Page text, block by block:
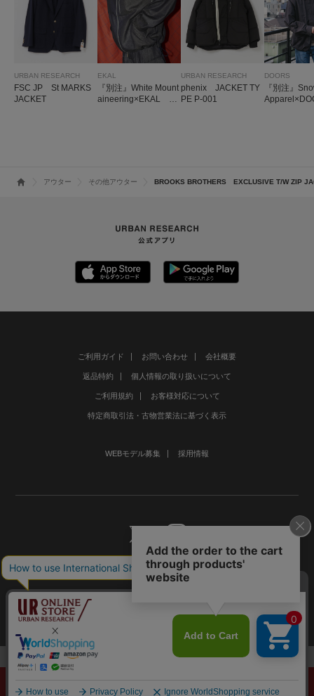
URBAN RESEARCH
FSC JP St MARKS
JACKET
EKAL
『別注』White Mount
aineering×EKAL D
URBAN RESEARCH
phenix JACKET TY
PE P-001
DOORS
『別注』
アウター その他アウター BROOKS BROTHERS EXCLUSIVE T/W ZIP
ご利用ガイド お問い合わせ 会社概要
返品特約 個人情報の取り扱いについて
ご利用規約 お客様対応について
特定商取引法・古物営業法に基づく表示
WEBモデル募集 採用情報
©URBAN RESEARCH Co., Ltd.All rights Reserved.